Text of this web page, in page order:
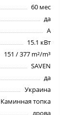
60 мес
да
A
15.1 кВт
151 / 377 m²/m³
SAVEN
да
Украина
Каминная топка
дрова